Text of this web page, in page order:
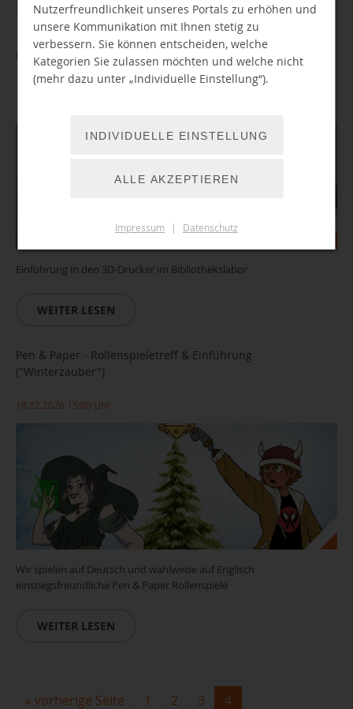
WEITER LESEN
Einführung/ Führerschein 3D-Drucker
Einführung in den 3D-Drucker im Bibliothekslabor
WEITER LESEN
Pen & Paper - Rollenspieletreff & Einführung
("Winterzauber")
18.12.2026 15:00 Uhr
Wir spielen auf Deutsch und wahlweise auf Englisch
einstiegsfreundliche Pen & Paper Rollenspiele
WEITER LESEN
« vorherige Seite 1 2 3 4
Nutzerfreundlichkeit unseres Portals zu erhöhen und
unsere Kommunikation mit Ihnen stetig zu
verbessern. Sie können entscheiden, welche
Kategorien Sie zulassen möchten und welche nicht
(mehr dazu unter „Individuelle Einstellung“).
INDIVIDUELLE EINSTELLUNG
ALLE AKZEPTIEREN
Impressum | Datenschutz